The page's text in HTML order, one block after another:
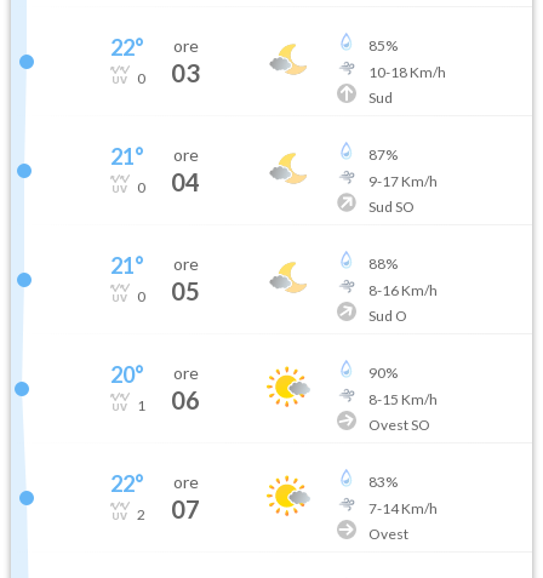
22°
0
ore
03
85%
10-18Km/h
Sud
21°
0
ore
04
87%
9-17Km/h
Sud SO
21°
0
ore
05
88%
8-16Km/h
Sud O
20°
1
ore
06
90%
8-15 Km/h
Ovest SO
22°
2
ore
07
83%
7-14Km/h
Ovest